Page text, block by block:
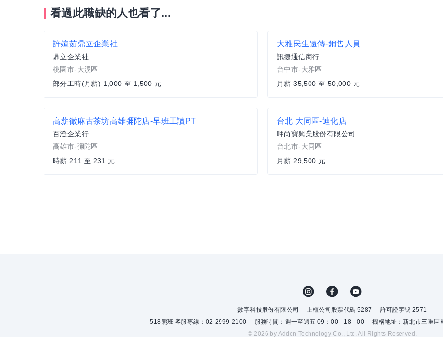
看過此職缺的人也看了...
許媗茹鼎立企業社
鼎立企業社
桃園市-大溪區
部分工時(月薪) 1,000 至 1,500 元
大雅民生遠傳-銷售人員
訊捷通信商行
台中市-大雅區
月薪 35,500 至 50,000 元
高薪徵麻古茶坊高雄彌陀店-早班工讀PT
百澄企業行
高雄市-彌陀區
時薪 211 至 231 元
台北 大同區-迪化店
呷尚寶興業股份有限公司
台北市-大同區
月薪 29,500 元
數字科技股份有限公司 上櫃公司股票代碼 5287
許可證字號 2571
518熊班 客服專線：02-2999-2100
服務時間：週一至週五 09：00 - 18：00
機構地址：新北市三重
© 2026 by Addcn Technology Co., Ltd. All Rights Reserved.